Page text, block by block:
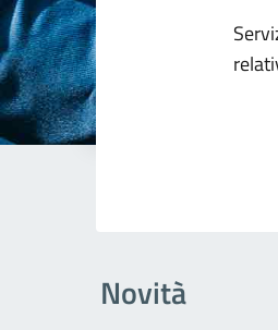
Novità